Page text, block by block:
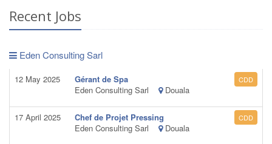
Recent Jobs
Eden Consulting Sarl
12 May 2025
Gérant de Spa
Eden Consulting Sarl
Douala
CDD
17 April 2025
Chef de Projet Pressing
Eden Consulting Sarl
Douala
CDD